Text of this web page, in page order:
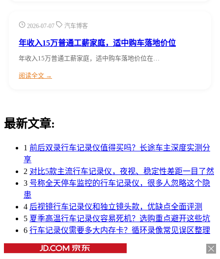
2026-07-07 汽车博客
年收入15万普通工薪家庭，适中购车落地价位
年收入15万普通工薪家庭，适中购车落地价位在…
阅读全文 →
最新文章:
1 前后双录行车记录仪值得买吗？长途车主深度实测分
享
2 对比5款主流行车记录仪，夜视、稳定性差距一目了然
3 号称全天停车监控的行车记录仪，很多人忽略这个隐
患
4 后视镜行车记录仪和独立镜头款，优缺点全面评测
5 夏季高温行车记录仪容易死机？选购重点避开这些坑
6 行车记录仪需要多大内存卡？循环录像常见误区整理